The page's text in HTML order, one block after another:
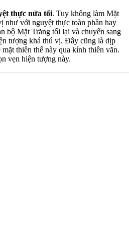
thực nửa tối. Tuy không làm Mặt
như với nguyệt thực toàn phần hay
bộ Mặt Trăng tối lại và chuyển sang
tượng khá thú vị. Đây cũng là dịp
thiên thể này qua kính thiên văn.
vẹn hiện tượng này.